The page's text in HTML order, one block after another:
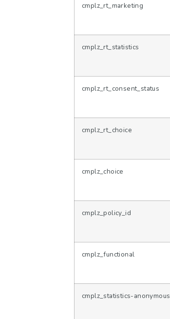
cmplz_rt_marketing
cmplz_rt_statistics
cmplz_rt_consent_status
cmplz_rt_choice
cmplz_choice
cmplz_policy_id
cmplz_functional
cmplz_statistics-anonymous